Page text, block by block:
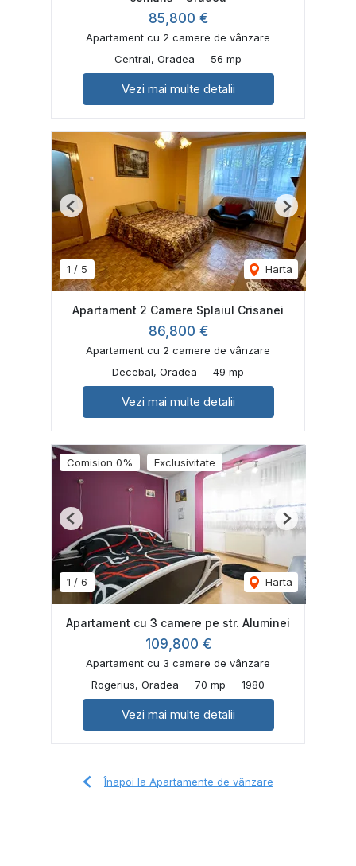
85,800 €
Apartament cu 2 camere de vânzare
Central, Oradea
56 mp
Vezi mai multe detalii
1 / 5 Harta
Previous Next
Apartament 2 Camere Splaiul Crisanei
86,800 €
Apartament cu 2 camere de vânzare
Decebal, Oradea
49 mp
Vezi mai multe detalii
Comision 0% Exclusivitate
1 / 6 Harta
Previous Next
Apartament cu 3 camere pe str. Aluminei
109,800 €
Apartament cu 3 camere de vânzare
Rogerius, Oradea
70 mp 1980
Vezi mai multe detalii
Înapoi la Apartamente de vânzare